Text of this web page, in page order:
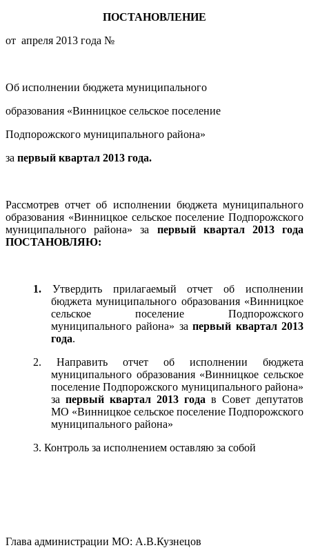
ПОСТАНОВЛЕНИЕ
от апреля 2013 года №
Об исполнении бюджета муниципального
образования «Винницкое сельское поселение
Подпорожского муниципального района»
за первый квартал 2013 года.
Рассмотрев отчет об исполнении бюджета муниципального
образования «Винницкое сельское поселение Подпорожского
муниципального района» за первый квартал 2013 года
ПОСТАНОВЛЯЮ:
1.
Утвердить прилагаемый отчет об исполнении
бюджета муниципального образования «Винницкое
сельское поселение Подпорожского
муниципального района» за первый квартал 2013
года.
2.
Направить отчет об исполнении бюджета
муниципального образования «Винницкое сельское
поселение Подпорожского муниципального района»
за первый квартал 2013 года в Совет депутатов
МО «Винницкое сельское поселение Подпорожского
муниципального района»
3. Контроль за исполнением оставляю за собой
Глава администрации МО: А.В.Кузнецов